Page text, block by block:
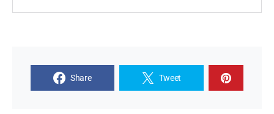
Share Tweet